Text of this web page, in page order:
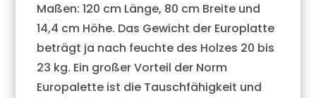
Maßen: 120 cm Länge, 80 cm Breite und
14,4 cm Höhe. Das Gewicht der Europlatte
beträgt ja nach feuchte des Holzes 20 bis
23 kg. Ein großer Vorteil der Norm
Europalette ist die Tauschfähigkeit und